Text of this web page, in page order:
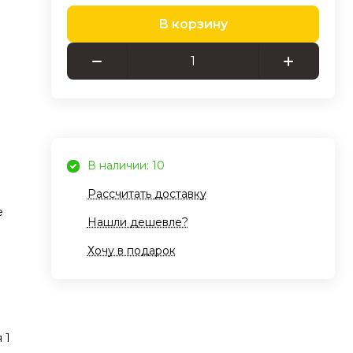
В корзину
В наличии: 10
Рассчитать доставку
Нашли дешевле?
Хочу в подарок